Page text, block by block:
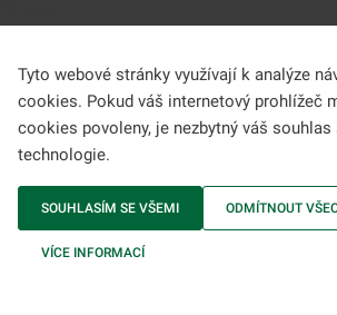
Helpdesk (Portál farmáře)
222 312 977
MZe © 2009-2026 Ministerstvo zemědělství •
Tyto webové stránky využívají k analýze
cookies. Pokud váš internetový prohlížeč
cookies povoleny, je nezbytný váš
technologie.
SOUHLASÍM SE VŠEMI ODMÍTNOUT
VÍCE INFORMACÍ